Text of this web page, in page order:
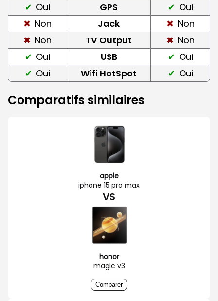
Oui
GPS
Oui
Non
Jack
Non
Non
TV Output
Non
Oui
USB
Oui
Oui
Wifi HotSpot Oui
Comparatifs similaires
apple
iphone 15 pro max
VS
honor
magic v3
Comparer